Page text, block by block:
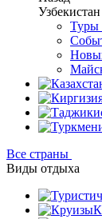
Узбекистан
Туры
Все страны
Виды отдыха